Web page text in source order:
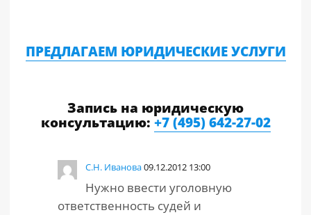
ПРЕДЛАГАЕМ ЮРИДИЧЕСКИЕ УСЛУГИ
Запись на юридическую
консультацию: +7 (495) 642-27-02
С.Н. Иванова09.12.2012 13:00
Нужно ввести уголовную
ответственность судей и